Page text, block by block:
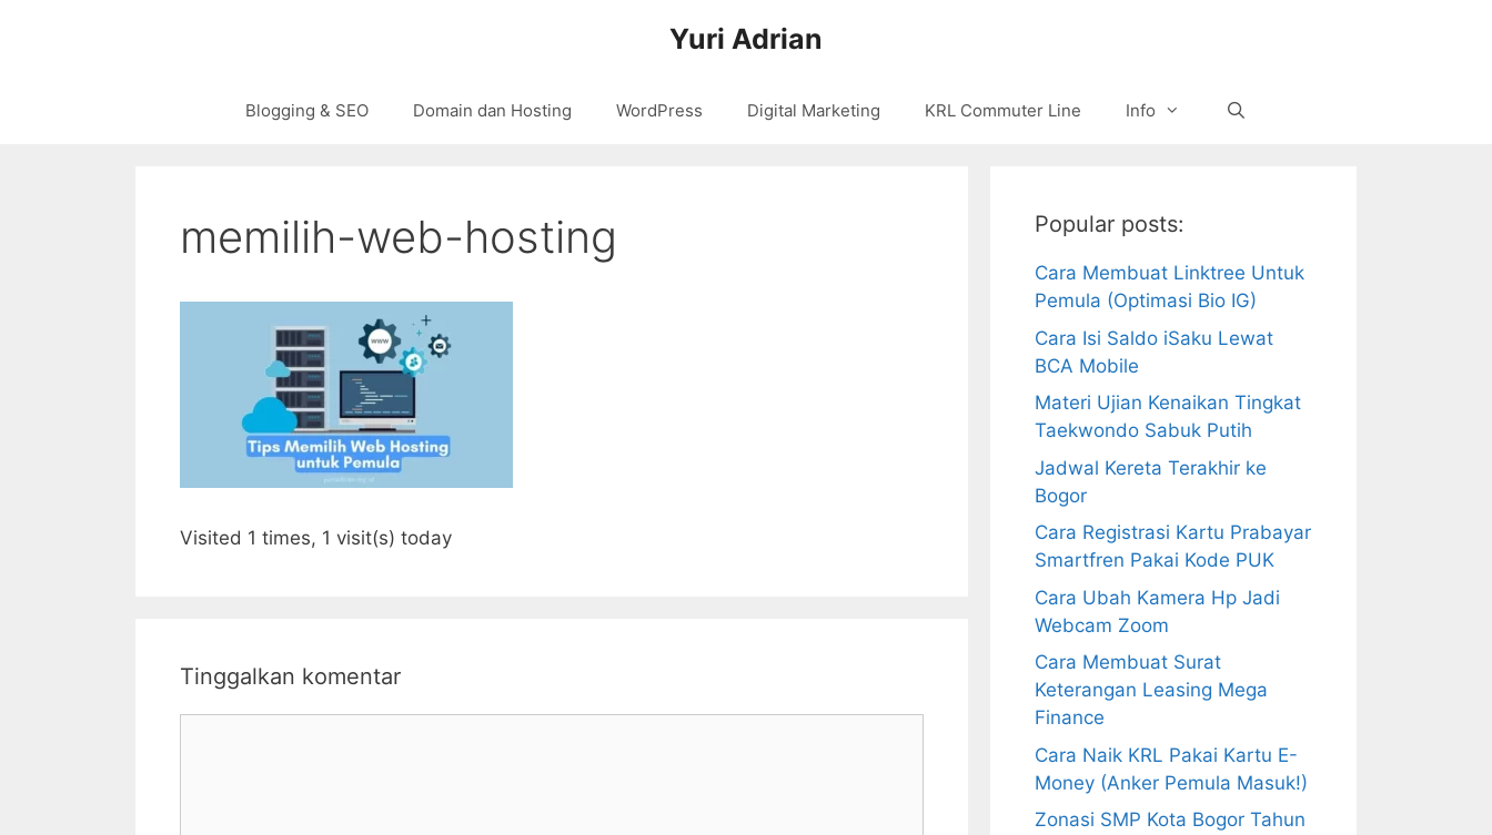
Yuri Adrian
Blogging & SEO Domain dan Hosting WordPress Digital Marketing KRL Commuter Line Info
memilih-web-hosting
Visited 1 times, 1 visit(s) today
Tinggalkan komentar
Popular posts:
Cara Membuat Linktree Untuk
Pemula (Optimasi Bio IG)
Cara Isi Saldo iSaku Lewat
BCA Mobile
Materi Ujian Kenaikan Tingkat
Taekwondo Sabuk Putih
Jadwal Kereta Terakhir ke
Bogor
Cara Registrasi Kartu Prabayar
Smartfren Pakai Kode PUK
Cara Ubah Kamera Hp Jadi
Webcam Zoom
Cara Membuat Surat
Keterangan Leasing Mega
Finance
Cara Naik KRL Pakai Kartu E-
Money (Anker Pemula Masuk!)
Zonasi SMP Kota Bogor Tahun